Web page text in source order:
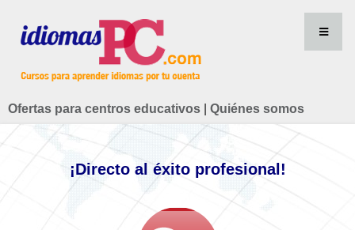
Ofertas para centros educativos Quiénes somos
¡Directo al éxito profesional!